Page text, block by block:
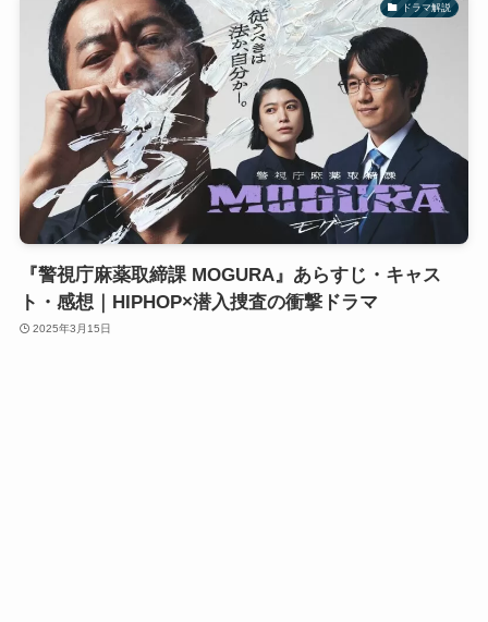
ドラマ解説
『警視庁麻薬取締課 MOGURA』あらすじ・キャス
ト・感想｜HIPHOP×潜入捜査の衝撃ドラマ
2025年3月15日